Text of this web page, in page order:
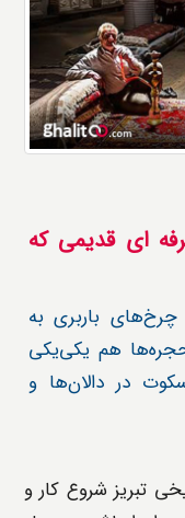
ای قدیمی که
چرخ‌های باربری به
حجره‌ها هم یکی‌یکی
در دالان‌ها و
تبریز شروع کار و